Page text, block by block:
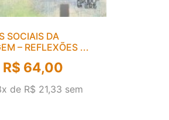
SOCIAIS DA
– REFLEXÕES ...
R$ 64,00
de R$ 21,33 sem